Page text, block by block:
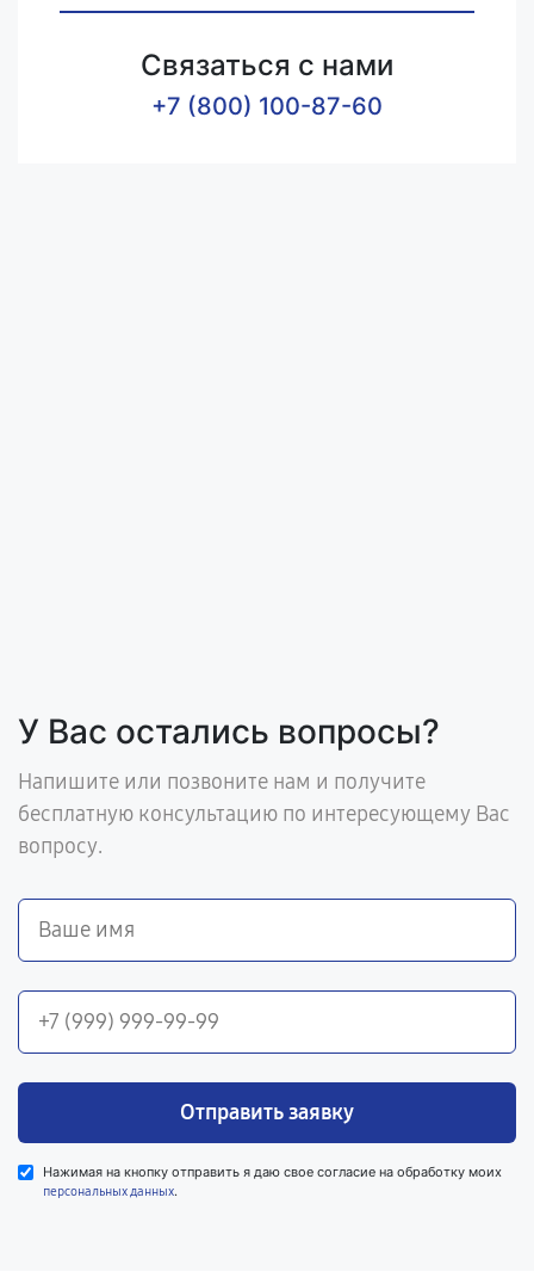
Связаться с нами
+7 (800) 100-87-60
У Вас остались вопросы?
Напишите или позвоните нам и получите
бесплатную консультацию по интересующему Вас
вопросу.
Отправить заявку
Нажимая на кнопку отправить я даю свое согласие на обработку моих
персональных данных.